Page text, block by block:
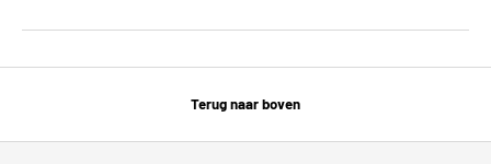
Terug naar boven